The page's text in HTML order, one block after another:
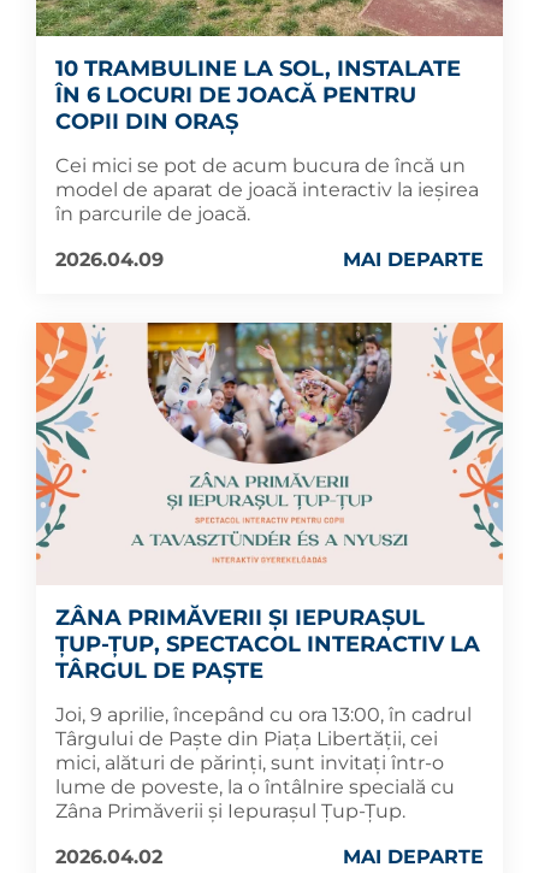
10 TRAMBULINE LA SOL, INSTALATE
ÎN 6 LOCURI DE JOACĂ PENTRU
COPII DIN ORAȘ
Cei mici se pot de acum bucura de încă un
model de aparat de joacă interactiv la ieșirea
în parcurile de joacă.
2026.04.09
MAI DEPARTE
ZÂNA PRIMĂVERII ȘI IEPURAȘUL
ȚUP-ȚUP, SPECTACOL INTERACTIV LA
TÂRGUL DE PAȘTE
Joi, 9 aprilie, începând cu ora 13:00, în cadrul
Târgului de Paște din Piața Libertății, cei
mici, alături de părinți, sunt invitați într-o
lume de poveste, la o întâlnire specială cu
Zâna Primăverii și Iepurașul Țup-Țup.
2026.04.02
MAI DEPARTE